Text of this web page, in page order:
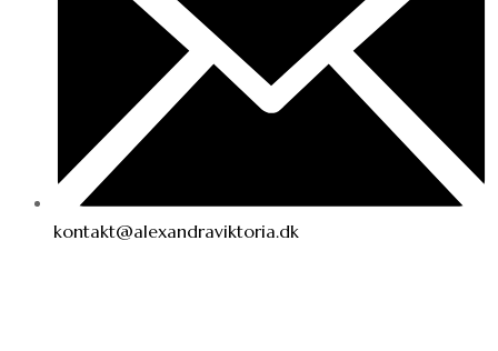
kontakt@alexandraviktoria.dk